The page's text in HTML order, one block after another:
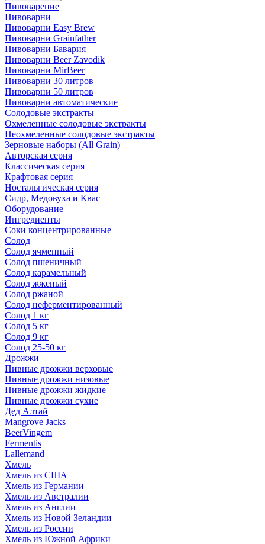
Пивоварение
Пивоварни
Пивоварни Easy Brew
Пивоварни Grainfather
Пивоварни Бавария
Пивоварни Beer Zavodik
Пивоварни MirBeer
Пивоварни 30 литров
Пивоварни 50 литров
Пивоварни автоматические
Солодовые экстракты
Охмеленные солодовые экстракты
Неохмеленные солодовые экстракты
Зерновые наборы (All Grain)
Авторская серия
Классическая серия
Крафтовая серия
Ностальгическая серия
Сидр, Медовуха и Квас
Оборудование
Ингредиенты
Соки концентрированные
Солод
Солод ячменный
Солод пшеничный
Солод карамельный
Солод жженый
Солод ржаной
Солод неферментированный
Солод 1 кг
Солод 5 кг
Солод 9 кг
Солод 25-50 кг
Дрожжи
Пивные дрожжи верховые
Пивные дрожжи низовые
Пивные дрожжи жидкие
Пивные дрожжи сухие
Дед Алтай
Mangrove Jacks
BeerVingem
Fermentis
Lallemand
Хмель
Хмель из США
Хмель из Германии
Хмель из Австралии
Хмель из Англии
Хмель из Новой Зеландии
Хмель из России
Хмель из Южной Африки